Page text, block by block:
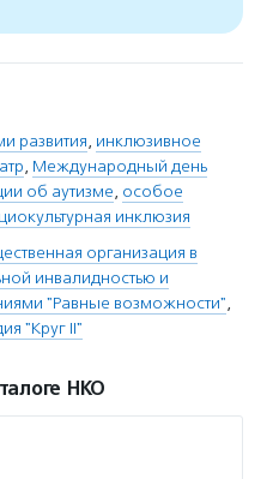
развития, инклюзивное
, Международный день
об аутизме, особое
инклюзия
организация в
инвалидностью и
"Равные возможности",
"Круг II"
НКО